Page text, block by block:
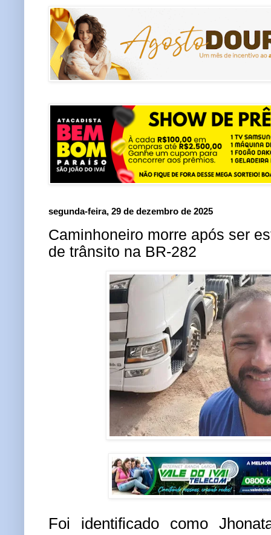
segunda-feira, 29 de dezembro de 2025
Caminhoneiro morre após ser
de trânsito na BR-282
Foi identificado como